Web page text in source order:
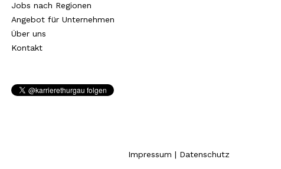
Jobs nach Regionen
Angebot für Unternehmen
Über uns
Kontakt
Impressum | Datenschutz